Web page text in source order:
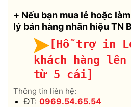
+ Nếu bạn mua lẻ hoặc
lý bán hàng nhãn hiệu TN
[Hỗ trợ in
khách hàng
từ 5 cái]
Thông tin liên hệ:
ĐT: 0969.54.65.54